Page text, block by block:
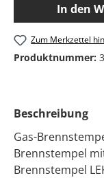
In den
Zum Merkzettel
Produktnummer:
Beschreibung
Gas-
Brennstempel
Brennstempel